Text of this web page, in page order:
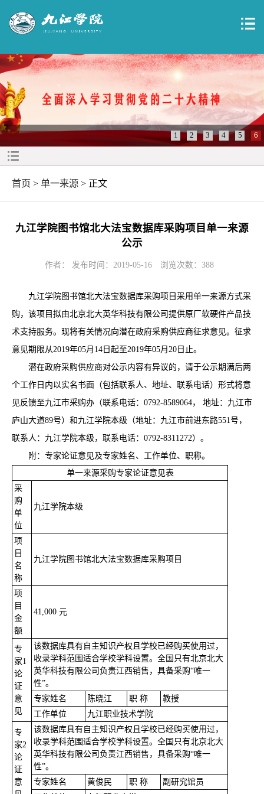
1 2 3 4 5 6
首页 > 单一来源 > 正文
九江学院图书馆北大法宝数据库采购项目单一来源
公示
作者： 发布时间：2019-05-16 浏览次数： 388
九江学院图书馆北大法宝数据库采购项目采用单一来源方式采
购，该项目拟由北京北大英华科技有限公司提供原厂软硬件产品技
术支持服务。现将有关情况向潜在政府采购供应商征求意见。征求
意见期限从2019年05月14日起至2019年05月20日止。
潜在政府采购供应商对公示内容有异议的，请于公示期满后两
个工作日内以实名书面（包括联系人、地址、联系电话）形式将意
见反馈至九江市采购办（联系电话：0792-8589064， 地址：九江市
庐山大道89号）和九江学院本级（地址：九江市前进东路551号，
联系人：九江学院本级，联系电话：0792-8311272）。
附：专家论证意见及专家姓名、工作单位、职称。
单一来源采购专家论证意见表
采
购
单
位
九江学院本级
项
目
名
称
九江学院图书馆北大法宝数据库采购项目
项
目
金
额
41,000 元
专
家1
论
证
意
见
该数据库具有自主知识产权且学校已经购买使用过，
收录学科范围适合学校学科设置。全国只有北京北大
英华科技有限公司负责江西销售，具备采购“唯一
性”。
专家姓名
陈晓江 职 称
教授
工作单位
九江职业技术学院
专
家2
论
证
意
该数据库具有自主知识产权且学校已经购买使用过，
收录学科范围适合学校学科设置。全国只有北京北大
英华科技有限公司负责江西销售，具备采购“唯一
性”。
专家姓名
黄俊民 职 称
副研究馆员